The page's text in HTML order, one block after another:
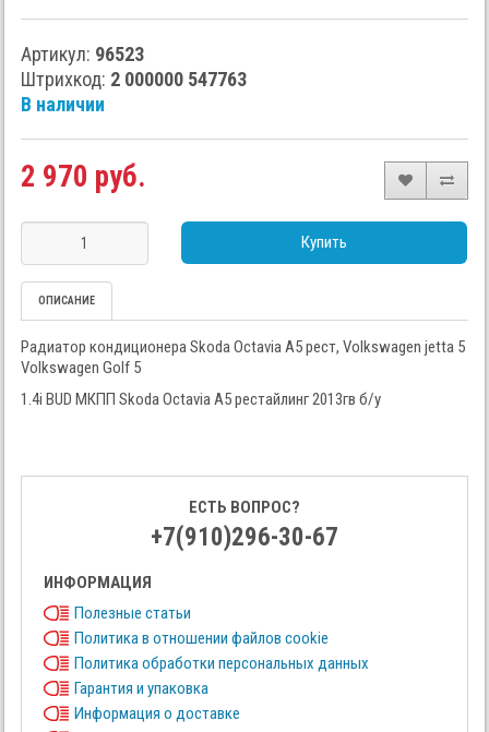
Артикул: 96523
Штрихкод: 2 000000 547763
В наличии
2 970 руб.
Купить
ОПИСАНИЕ
Радиатор кондиционера Skoda Octavia A5 рест, Volkswagen jetta 5
Volkswagen Golf 5
1.4i BUD МКПП Skoda Octavia A5 рестайлинг 2013гв б/у
ЕСТЬ ВОПРОС?
+7(910)296-30-67
ИНФОРМАЦИЯ
Полезные статьи
Политика в отношении файлов cookie
Политика обработки персональных данных
Гарантия и упаковка
Информация о доставке